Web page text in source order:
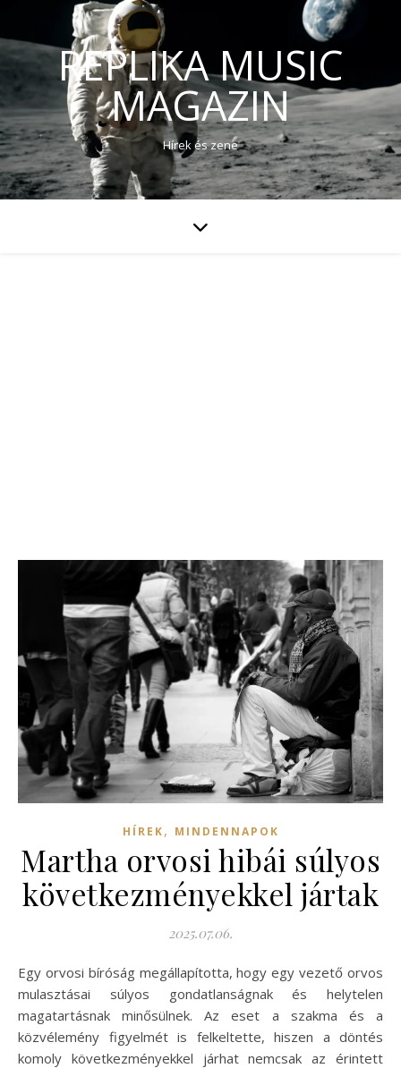
REPLIKA MUSIC
MAGAZIN
Hírek és zene
HÍREK, MINDENNAPOK
Martha orvosi hibái súlyos
következményekkel jártak
2025.07.06.
Egy orvosi bíróság megállapította, hogy egy vezető orvos
mulasztásai súlyos gondatlanságnak és helytelen
magatartásnak minősülnek. Az eset a szakma és a
közvélemény figyelmét is felkeltette, hiszen a döntés
komoly következményekkel járhat nemcsak az érintett